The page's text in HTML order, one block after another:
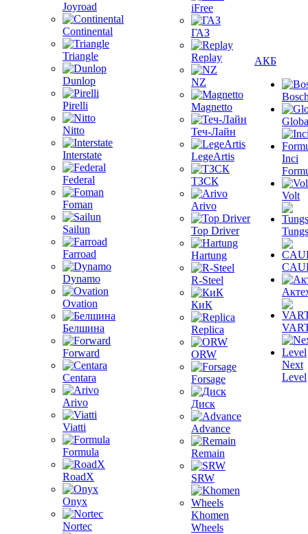
Joyroad
Continental
Triangle
Dunlop
Pirelli
Nitto
Interstate
Federal
Foman
Sailun
Farroad
Dynamo
Ovation
Белшина
Forward
Centara
Arivo
Viatti
Formula
RoadX
Onyx
Nortec
iFree
ГАЗ
Replay
NZ
Magnetto
Теч-Лайн
LegeArtis
ТЗСК
Arivo
Top Driver
Hartung
R-Steel
КиК
Replica
ORW
Forsage
Диск
Advance
Remain
SRW
Khomen
Wheels
АКБ
Inci
Volt
Next
Level